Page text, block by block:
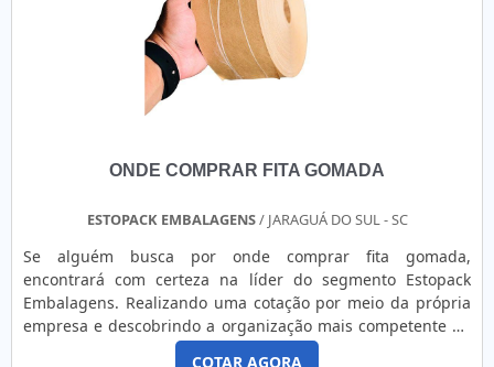
ONDE COMPRAR FITA GOMADA
ESTOPACK EMBALAGENS/ JARAGUÁ DO SUL - SC
Se alguém busca por onde comprar fita gomada,
encontrará com certeza na líder do segmento Estopack
Embalagens. Realizando uma cotação por meio da própria
empresa e descobrindo a organização mais competente do
ramo. Quando a busca é por onde comprar fita gomada, na
COTAR AGORA